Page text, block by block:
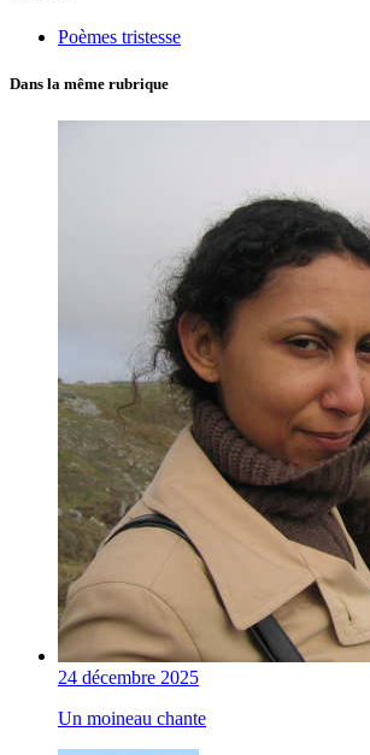
Poèmes tristesse
Dans la même rubrique
24 décembre 2025
Un moineau chante